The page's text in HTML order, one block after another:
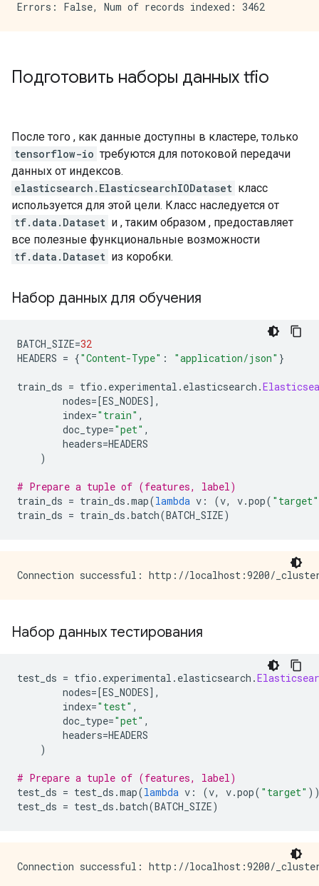
Подготовить наборы данных tfio
После того , как данные доступны в кластере, только
tensorflow-io требуются для потоковой передачи
данных от индексов.
elasticsearch.ElasticsearchIODataset класс
используется для этой цели. Класс наследуется от
tf.data.Dataset и , таким образом , предоставляет
все полезные функциональные возможности
tf.data.Dataset из коробки.
Набор данных для обучения
BATCH_SIZE=32
HEADERS = {"Content-Type" : "application/json" }
train_ds = tfio . experimental . elasticsearch .
nodes=[ES_NODES],
index="train" ,
doc_type="pet" ,
headers=HEADERS
)
# Prepare a tuple of (features, label)
train_ds = train_ds .map(lambda v : (v, v.pop( "target"
train_ds = train_ds .batch(BATCH_SIZE)
Набор данных тестирования
test_ds = tfio . experimental . elasticsearch .
nodes=[ES_NODES],
index="test" ,
doc_type="pet" ,
headers=HEADERS
)
# Prepare a tuple of (features, label)
test_ds = test_ds .map(lambda v : (v, v.pop( "target"
test_ds = test_ds .batch(BATCH_SIZE)